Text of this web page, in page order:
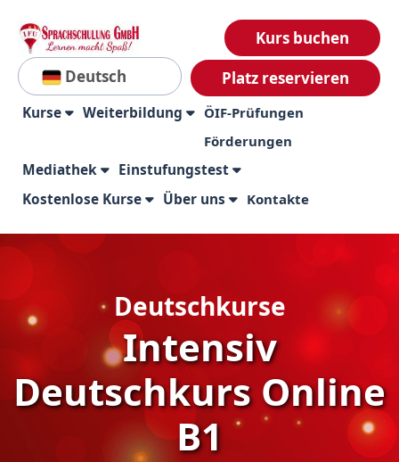
Deutsch
Kurs buchen
Platz reservieren
Kurse Weiterbildung
ÖIF-Prüfungen
Förderungen
Mediathek
Einstufungstest
Kostenlose Kurse
Über uns Kontakte
Deutschkurse
Intensiv
Deutschkurs Online
B1